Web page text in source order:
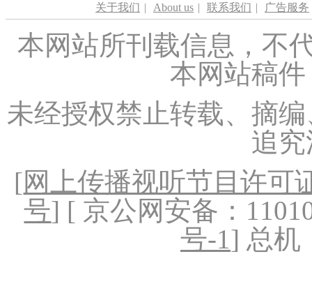
关于我们 | About us | 联系我们 | 广告服务
本网站所刊载信息，不
本网站稿
未经授权禁止转载、摘
追
[网上传播视听节目许可
号] [ 京公网安备：
号-1] 总机